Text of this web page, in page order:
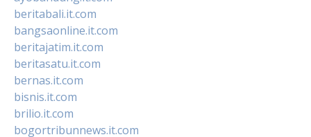
beritabali.it.com
bangsaonline.it.com
beritajatim.it.com
beritasatu.it.com
bernas.it.com
bisnis.it.com
brilio.it.com
bogortribunnews.it.com